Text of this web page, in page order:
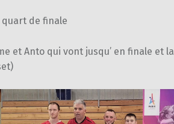
quart de finale
et Anto qui vont jusqu’ en finale et la